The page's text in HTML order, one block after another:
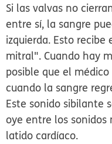
Si las valvas no
entre sí, la sangre
izquierda. Esto
mitral". Cuando hay
posible que el
cuando la sangre
Este sonido sibilante
oye entre los
latido cardíaco.